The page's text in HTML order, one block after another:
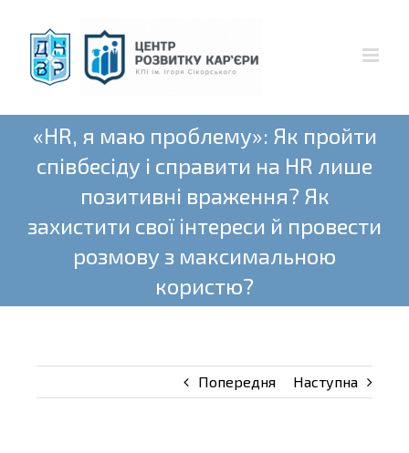
content
«HR, я маю проблему»: Як пройти
співбесіду і справити на HR лише
позитивні враження? Як
захистити свої інтереси й провести
розмову з максимальною
користю?
Попередня Наступна